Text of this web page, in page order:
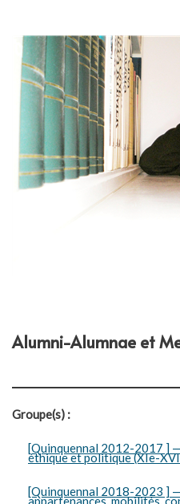
Alumni-Alumnae et
Groupe(s) :
[Quinquennal 2012-2017 ]
éthique et politique (XIe-
[Quinquennal 2018-2023 ]
appartenances, mobilités,